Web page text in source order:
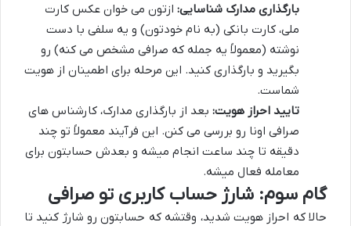
بارگذاری مدارک شناسایی: ازتون می خوان عکس کارت
ملی، کارت بانکی (به نام خودتون) و یه سلفی با دست
نوشته (معمولاً یه جمله که صرافی مشخص می کنه) رو
بگیرید و بارگذاری کنید. این مرحله برای اطمینان از هویت
شماست.
تایید احراز هویت: بعد از بارگذاری مدارک، کارشناس های
صرافی اونا رو بررسی می کنن. این فرآیند معمولاً تو چند
دقیقه تا چند ساعت انجام میشه و بعدش حسابتون برای
معامله فعال میشه.
گام سوم: شارژ حساب کاربری تو صرافی
حالا که احراز هویت شدید، وقتشه که حسابتون رو شارژ کنید تا